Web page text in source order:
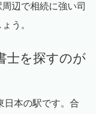
辺で相続に強い司
う。
士を探すのが
日本の駅です。合